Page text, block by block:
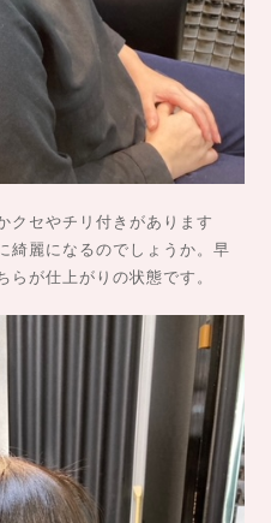
クセやチリ付きがあります
綺麗になるのでしょうか。早
が仕上がりの状態です。